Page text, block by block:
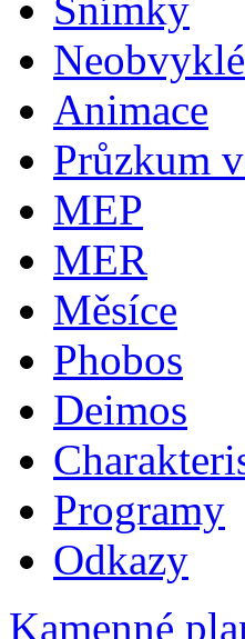
Animace
Průzkum
MEP
MER
Měsíce
Phobos
Deimos
Programy
Odkazy
Kamenné